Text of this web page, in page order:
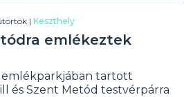
|Keszthely
emlékeztek
tartott
és Szent Metód testvérpárra